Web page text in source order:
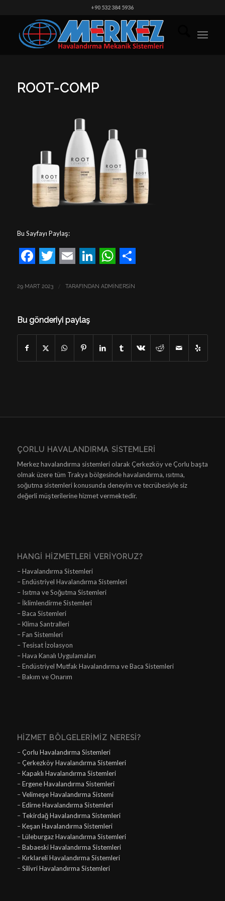
+90 532 384 5936
ROOT-COMP
Bu Sayfayı Paylaş:
29 MART 2023 / TARAFINDAN ADMINERSIN
Bu gönderiyi paylaş
ÇORLU HAVALANDIRMA SISTEMLERI
Merkez havalandırma sistemleri olarak Çerkezköy ve Çorlu başta
olmak üzere tüm Trakya bölgesinde havalandırma, ısıtma,
soğutma sistemleri konusunda deneyim ve tecrübesiyle siz
değerli müşterilerine hizmet vermektedir.
HANGI HIZMETLERI VERIYORUZ?
– Havalandırma Sistemleri
– Endüstriyel Havalandırma Sistemleri
– Isıtma ve Soğutma Sistemleri
– İklimlendirme Sistemleri
– Baca Sistemleri
– Klima Santralleri
– Fan Sistemleri
– Tesisat İzolasyon
– Hava Kanalı Uygulamaları
– Endüstriyel Mutfak Havalandırma ve Baca Sistemleri
– Bakım ve Onarım
HIZMET BÖLGELERIMIZ NERESI?
–Çorlu Havalandırma Sistemleri
–Çerkezköy Havalandırma Sistemleri
–Kapaklı Havalandırma Sistemleri
–Ergene Havalandırma Sistemleri
–Velimeşe Havalandırma Sistemi
–Edirne Havalandırma Sistemleri
– Tekirdağ Havalandırma Sistemleri
–Keşan Havalandırma Sistemleri
–Lüleburgaz Havalandırma Sistemleri
–Babaeski Havalandırma Sistemleri
–Kırklareli Havalandırma Sistemleri
–Silivri Havalandırma Sistemleri